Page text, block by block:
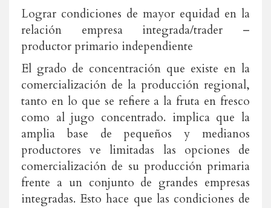
Lograr condiciones de mayor equidad en la
relación empresa integrada/trader –
productor primario independiente
El grado de concentración que existe en la
comercialización de la producción regional,
tanto en lo que se refiere a la fruta en fresco
como al jugo concentrado. implica que la
amplia base de pequeños y medianos
productores ve limitadas las opciones de
comercialización de su producción primaria
frente a un conjunto de grandes empresas
integradas. Esto hace que las condiciones de